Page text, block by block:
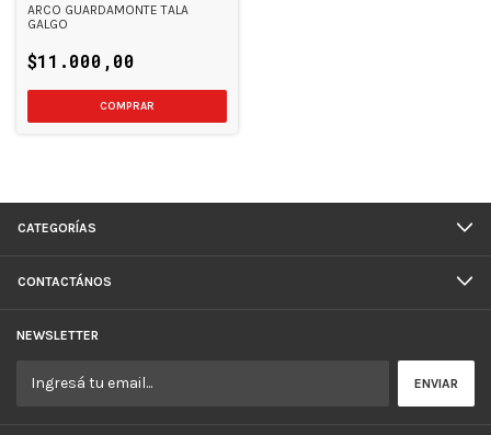
ARCO GUARDAMONTE TALA
GALGO
$11.000,00
CATEGORÍAS
CONTACTÁNOS
NEWSLETTER